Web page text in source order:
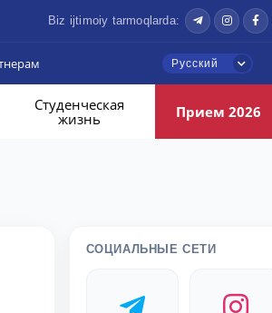
Biz ijtimoiy tarmoqlarda:
Русский
Студенческая
жизнь
Прием 2026
СОЦИАЛЬНЫЕ СЕТИ